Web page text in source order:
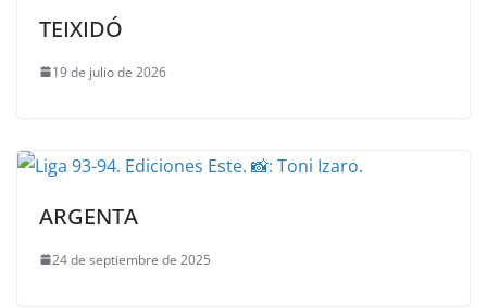
TEIXIDÓ
19 de julio de 2026
ARGENTA
24 de septiembre de 2025